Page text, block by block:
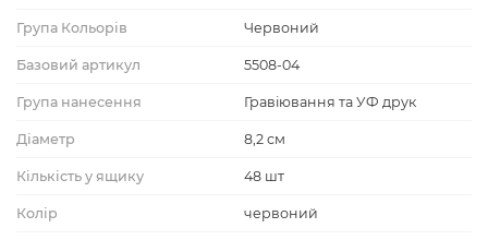
Група Кольорів Червоний
Базовий артикул 5508-04
Група нанесення Гравіювання та УФ друк
Діаметр 8,2 см
Кількість у ящику 48 шт
Колір червоний